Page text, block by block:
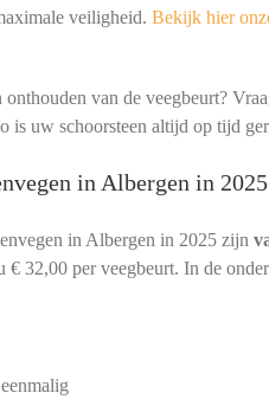
veiligheid. Bekijk hier
van de veegbeurt?
is uw schoorsteen altijd op tijd
in Albergen in 2025
in Albergen in 2025 zijn
€ 32,00 per veegbeurt. In de